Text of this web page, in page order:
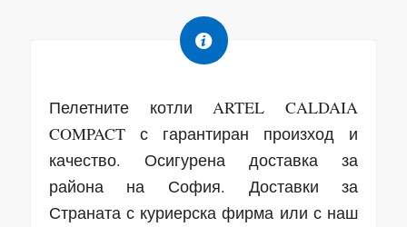
Пелетните котли ARTEL CALDAIA
COMPACT с гарантиран произход и
качество. Осигурена доставка за
района на София. Доставки за
Страната с куриерска фирма или с наш